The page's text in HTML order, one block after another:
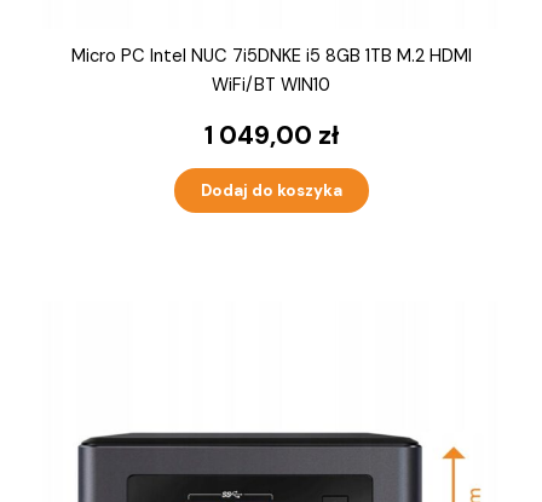
Micro PC Intel NUC 7i5DNKE i5 8GB 1TB M.2 HDMI
WiFi/BT WIN10
1 049,00 zł
Dodaj do koszyka